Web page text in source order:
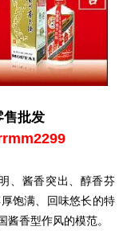
售批发
、酱香突出、醇香芬
饱满、回味悠长的特
香型作风的模范。